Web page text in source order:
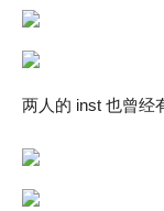
两人的 inst 也曾经